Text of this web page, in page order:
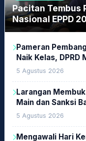
Pacitan Tembus
Nasional EPPD
di Jatim
Pameran
Naik Kelas, DPRD
Lokal Jadi Prioritas
5 Agustus 2026
Larangan
Main dan Sanksi
5 Agustus 2026
Mengawali Hari